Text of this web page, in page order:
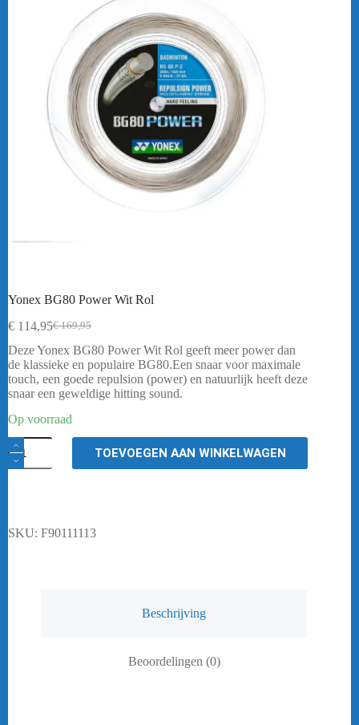
Yonex BG80 Power Wit Rol
€169,95
Oorspronkelijke
prijs
was:
€ 169,95.
€ 114,95Huidige
prijs
is:
€ 114,95.
Deze Yonex BG80 Power Wit Rol geeft meer power dan
de klassieke en populaire BG80.Een snaar voor maximale
touch, een goede repulsion (power) en natuurlijk heeft deze
snaar een geweldige hitting sound.
Op voorraad
Yonex
BG80
Power
TOEVOEGEN AAN WINKELWAGEN
SKU: F90111113
Beschrijving
Beoordelingen (0)